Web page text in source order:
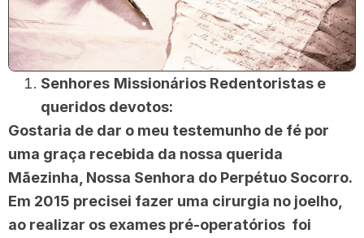
Senhores Missionários Redentoristas e
queridos devotos:
Gostaria de dar o meu testemunho de fé por
uma graça recebida da nossa querida
Mãezinha, Nossa Senhora do Perpétuo Socorro.
Em 2015 precisei fazer uma cirurgia no joelho,
ao realizar os exames pré-operatórios foi